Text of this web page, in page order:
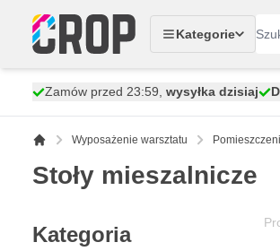
Kategorie
Zamów przed 23:59, wysyłka dzisiaj
Wyposażenie warsztatu
Stoły mieszalnicze
Kategoria